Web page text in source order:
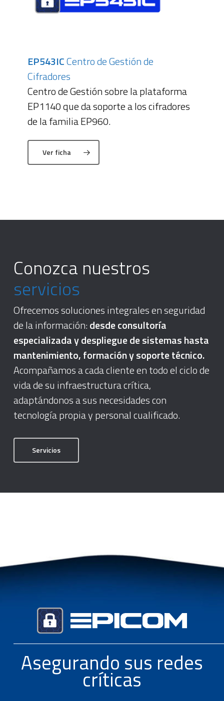
EP543ICCentro de Gestión de
Cifradores
Centro de Gestión sobre la plataforma
EP1140 que da soporte a los cifradores
de la familia EP960.
Ver ficha
Conozca nuestros
servicios
Ofrecemos soluciones integrales en seguridad
de la información:desde consultoría
especializada y despliegue de sistemas hasta
mantenimiento, formación y soporte técnico.
Acompañamos a cada cliente en todo el ciclo de
vida de su infraestructura crítica,
adaptándonos a sus necesidades con
tecnología propia y personal cualificado.
Servicios
Asegurando sus redes
críticas